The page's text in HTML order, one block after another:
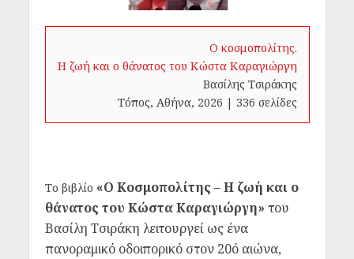
Ο κοσμοπολίτης.
Η ζωή και ο θάνατος του Κώστα Καραγιώργη
Βασίλης Τσιράκης
Τόπος, Αθήνα, 2026 | 336 σελίδες
Το βιβλίο «Ο Κοσμοπολίτης – Η ζωή και ο
θάνατος του Κώστα Καραγιώργη» του
Βασίλη Τσιράκη λειτουργεί ως ένα
πανοραμικό οδοιπορικό στον 20ό αιώνα,